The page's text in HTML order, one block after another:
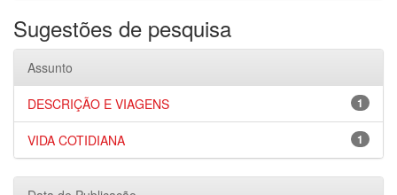
Sugestões de pesquisa
Assunto
1
DESCRIÇÃO E VIAGENS
1
VIDA COTIDIANA